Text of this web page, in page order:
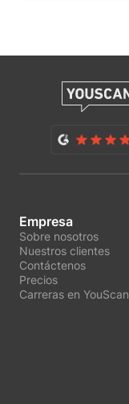
Empresa
Sobre nosotros
Nuestros clientes
Contáctenos
Precios
Carreras en YouScan